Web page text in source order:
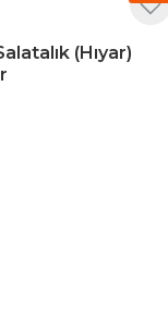
(Hıyar)